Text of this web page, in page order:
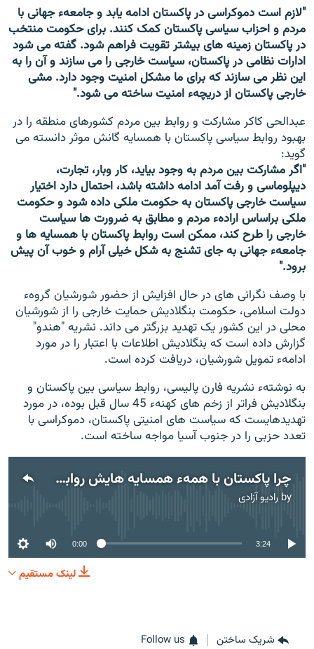
"لازم است دموکراسی در پاکستان ادامه یابد و جامعهء جهانی با
مردم و احزاب سیاسی پاکستان کمک کنند. برای حکومت منتخب
در پاکستان زمینه های بیشتر تقویت فراهم شود. گفته می شود
ادارات نظامی در پاکستان، سیاست خارجی را می سازند و آن را به
این نظر می سازند که برای ما مشکل امنیت وجود دارد. مشی
خارجی پاکستان از دریچهء امنیت ساخته می شود."
عبدالحی کاکر مشارکت و روابط بین مردم کشورهای منطقه را در
بهبود روابط سیاسی پاکستان با همسایه گانش موثر دانسته می
گوید:
"اگر مشارکت بین مردم به وجود بیاید، کار وبار، تجارت،
دیپلوماسی و رفت آمد ادامه داشته باشد، احتمال دارد اختیار
سیاست خارجی پاکستان به حکومت ملکی داده شود و حکومت
ملکی براساس ارادهء مردم و مطابق به ضرورت ها سیاست
خارجی را طرح کند، ممکن است روابط پاکستان با همسایه ها و
جامعهء جهانی به جای تشنج به شکل خیلی آرام و خوب آن پیش
برود."
با وصف نگرانی های در حال افزایش از حضور شورشیان گروهء
دولت اسلامی، حکومت بنگلادیش حمایت خارجی را از شورشیان
محلی در این کشور یک تهدید بزرگتر می داند. نشریه "هندو"
گزارش داده است که بنگلادیش اطلاعات با اعتبار را در مورد
ادامهء تمویل شورشیان، دریافت کرده است.
به نوشتهء نشریه فارن پالیسی، روابط سیاسی بین پاکستان و
بنگلادیش فراتر از زخم های کهنهء 45 سال قبل بوده، در مورد
تهدیدهایست که سیاست های امنیتی پاکستان، دموکراسی با
تعدد حزبی را در جنوب آسیا مواجه ساخته است.
چرا پاکستان با همهء همسایه هایش روابط پر تنش دارد؟
by رادیو آزادی
No media source currently available
0:00 3:24
لینک مستقیم
شریک ساختن Follow us